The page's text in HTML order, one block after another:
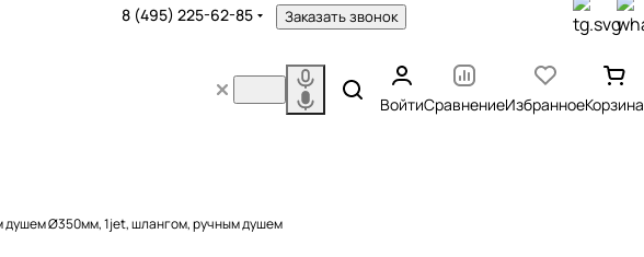
8 (495) 225-62-85 Заказать звонок
ВойтиСравнениеИзбранноеКорзина
душем Ø350мм, 1jet, шлангом, ручным душем